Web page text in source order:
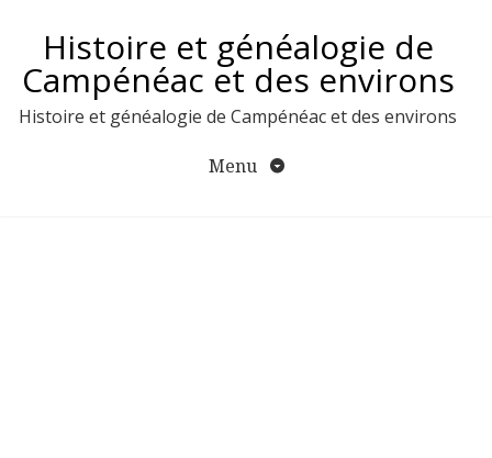
contenuHistoire et généalogie de
Campénéac et des environs
Histoire et généalogie de Campénéac et des environs
Menu